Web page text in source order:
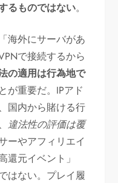
るものではない。
海外にサーバがあ
で接続するから
の適用は行為地で
が重要だ。IPアド
国内から賭ける行
違法性の評価は覆
ーやアフィリエイ
還元イベント」
はない。プレイ履